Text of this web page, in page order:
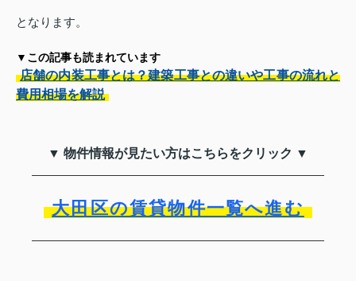
となります。
▼この記事も読まれています
店舗の内装工事とは？建築工事との違いや工事の流れと
費用相場を解説
▼ 物件情報が見たい方はこちらをクリック ▼
大田区の賃貸物件一覧へ進む